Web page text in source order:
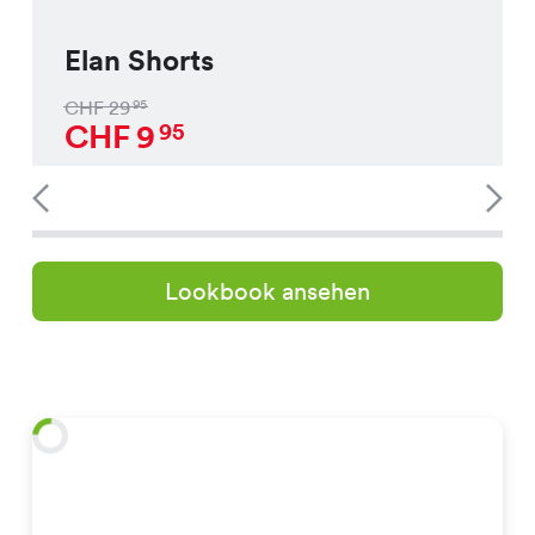
Elan Shorts
CHF2995
CHF995
Lookbook ansehen